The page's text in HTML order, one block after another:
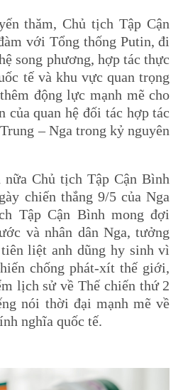
thăm, Chủ tịch Tập Cận
với Tổng thống Putin, đi
song phương, hợp tác thực
tế và khu vực quan trọng
động lực mạnh mẽ cho
của quan hệ đối tác hợp tác
– Nga trong kỷ nguyên
Chủ tịch Tập Cận Bình
chiến thắng 9/5 của Nga
Tập Cận Bình mong đợi
và nhân dân Nga, tưởng
liệt anh dũng hy sinh vì
chống phát-xít thế giới,
lịch sử về Thế chiến thứ 2
nói thời đại mạnh mẽ về
nghĩa quốc tế.